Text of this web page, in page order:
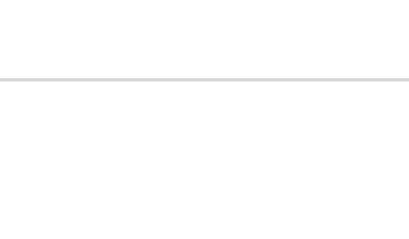
サービスメンテナンス